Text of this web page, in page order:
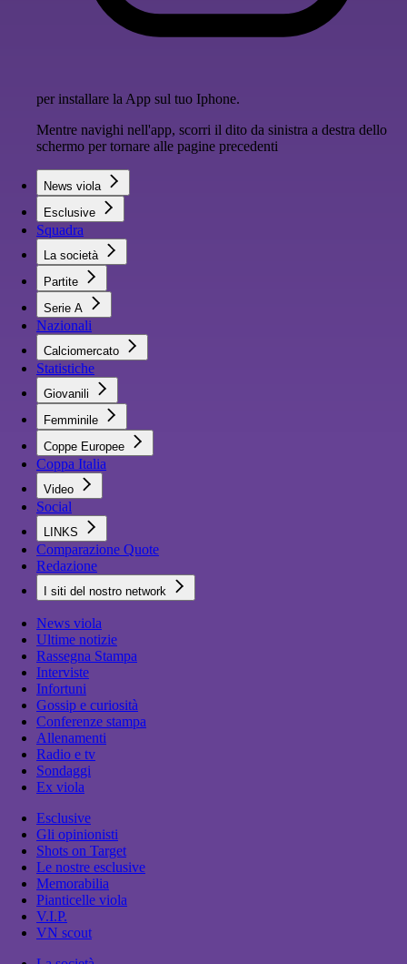
per installare la App sul tuo Iphone.
Mentre navighi nell'app, scorri il dito da sinistra a destra dello
schermo per tornare alle pagine precedenti
News viola
Esclusive
Squadra
La società
Partite
Serie A
Nazionali
Calciomercato
Statistiche
Giovanili
Femminile
Coppe Europee
Coppa Italia
Video
Social
LINKS
Comparazione Quote
Redazione
I siti del nostro network
News viola
Ultime notizie
Rassegna Stampa
Interviste
Infortuni
Gossip e curiosità
Conferenze stampa
Allenamenti
Radio e tv
Sondaggi
Ex viola
Esclusive
Gli opinionisti
Shots on Target
Le nostre esclusive
Memorabilia
Pianticelle viola
V.I.P.
VN scout